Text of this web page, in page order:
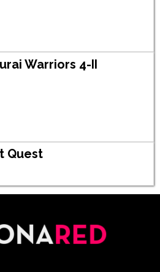
Warriors 4-II
Quest